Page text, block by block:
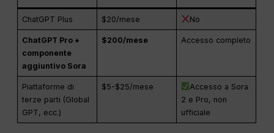
ChatGPT Plus $20/mese No
ChatGPT Pro +
componente
aggiuntivo Sora
$200/mese Accesso completo
Piattaforme di
terze parti (Global
GPT, ecc.)
$5-$25/mese
Accesso a Sora
2 e Pro, non
ufficiale